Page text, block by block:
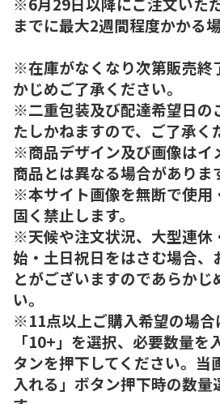
までに最大2週間程度かかる
※在庫がなくなり次第販売終
かじめご了承ください。
※二重包装及び配達希望日の
たしかねますので、ご了承く
※商品デザイン及び画像はイ
商品とは異なる場合がありま
※本サイト画像を無断で使用
固く禁止します。
※天候や注文状況、大型連休
始・土日祝日をはさむ場合、
とがございますのであらかじ
い。
※11点以上ご購入希望の場合
「10+」を選択、必要数量を
タンを押下してください。当
入れる」ボタン押下時の数量